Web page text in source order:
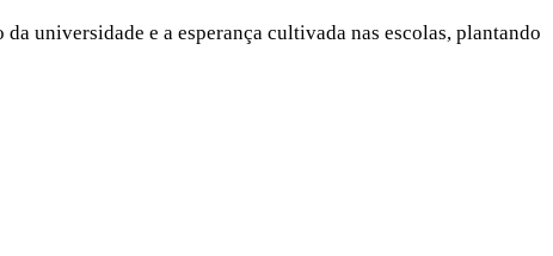
universidade e a esperança cultivada nas escolas, plantando